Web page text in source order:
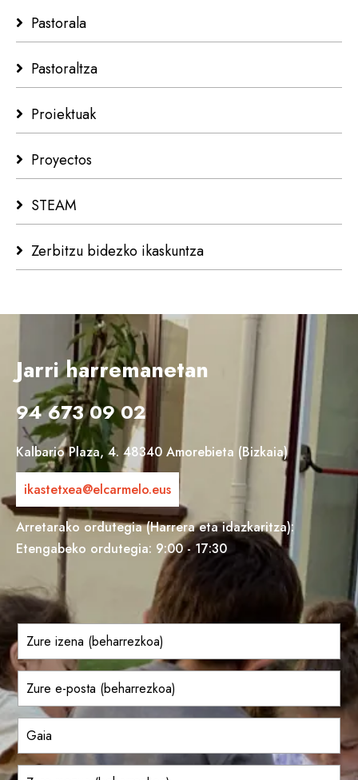
Pastorala
Pastoraltza
Proiektuak
Proyectos
STEAM
Zerbitzu bidezko ikaskuntza
Jarri harremanetan
94 673 09 02
Kalbario Plaza, 4. 48340 Amorebieta (Bizkaia)
ikastetxea@elcarmelo.eus
Arretarako ordutegia (Harrera eta idazkaritza):
Etengabeko ordutegia: 9:00 - 17:30